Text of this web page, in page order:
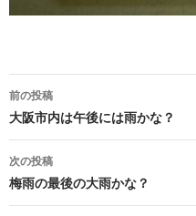
投稿ナビゲーシ
前の投稿
大阪市内は午後には雨かな？
次の投稿
梅雨の最後の大雨かな？